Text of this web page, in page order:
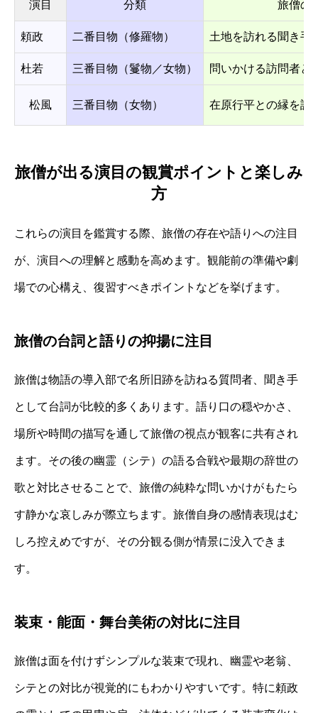
演目 分類 旅僧の
頼政 二番目物（修羅物） 土地を訪れる聞き手
杜若 三番目物（鬘物／女物） 問いかける訪問者と
松風 三番目物（女物） 在原行平との縁を語
旅僧が出る演目の観賞ポイントと楽しみ
方
これらの演目を鑑賞する際、旅僧の存在や語りへの注目
が、演目への理解と感動を高めます。観能前の準備や劇
場での心構え、復習すべきポイントなどを挙げます。
旅僧の台詞と語りの抑揚に注目
旅僧は物語の導入部で名所旧跡を訪ねる質問者、聞き手
として台詞が比較的多くあります。語り口の穏やかさ、
場所や時間の描写を通して旅僧の視点が観客に共有され
ます。その後の幽霊（シテ）の語る合戦や最期の辞世の
歌と対比させることで、旅僧の純粋な問いかけがもたら
す静かな哀しみが際立ちます。旅僧自身の感情表現はむ
しろ控えめですが、その分観る側が情景に没入できま
す。
装束・能面・舞台美術の対比に注目
旅僧は面を付けずシンプルな装束で現れ、幽霊や老翁、
シテとの対比が視覚的にもわかりやすいです。特に頼政